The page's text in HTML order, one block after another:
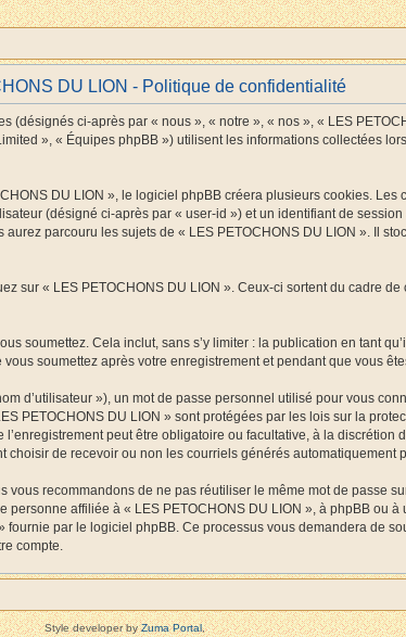
DU LION - Politique de confidentialité
ci-après par « nous », « notre », « nos », « LES
», « Équipes phpBB ») utilisent les informations collectées
DU LION », le logiciel phpBB créera plusieurs cookies.
(désigné ci-après par « user-id ») et un identifiant de
parcouru les sujets de « LES PETOCHONS DU LION ». Il
« LES PETOCHONS DU LION ». Ceux-ci sortent du cadre
soumettez. Cela inclut, sans s’y limiter : la publication en tant
soumettez après votre enregistrement et pendant que vous
d’utilisateur »), un mot de passe personnel utilisé pour vous
PETOCHONS DU LION » sont protégées par les lois sur la
peut être obligatoire ou facultative, à la discrétion
de recevoir ou non les courriels générés automatiquement
recommandons de ne pas réutiliser le même mot de passe
affiliée à « LES PETOCHONS DU LION », à phpBB ou
par le logiciel phpBB. Ce processus vous demandera de
compte.
Style developer byZuma Portal,